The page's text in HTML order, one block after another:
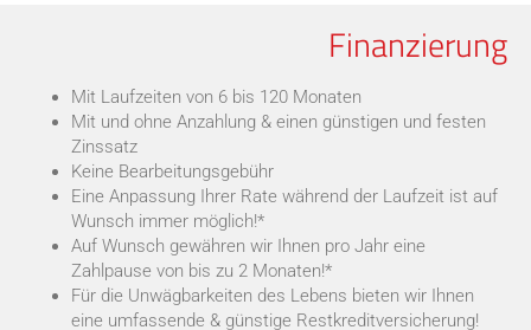
Finanzierung
Mit Laufzeiten von 6 bis 120 Monaten
Mit und ohne Anzahlung & einen günstigen und festen
Zinssatz
Keine Bearbeitungsgebühr
Eine Anpassung Ihrer Rate während der Laufzeit ist auf
Wunsch immer möglich!*
Auf Wunsch gewähren wir Ihnen pro Jahr eine
Zahlpause von bis zu 2 Monaten!*
Für die Unwägbarkeiten des Lebens bieten wir Ihnen
eine umfassende & günstige Restkreditversicherung!